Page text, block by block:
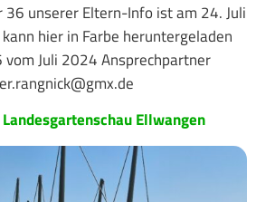
36 unserer Eltern-Info ist am 24. Juli
hier in Farbe heruntergeladen
Juli 2024 Ansprechpartner
Ellwangen